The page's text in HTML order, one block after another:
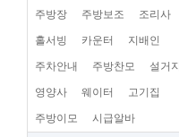
주방장 주방보조 조리사
홀서빙 카운터 지배인
주차안내 주방찬모 설거지
영양사 웨이터 고기집
주방이모 시급알바